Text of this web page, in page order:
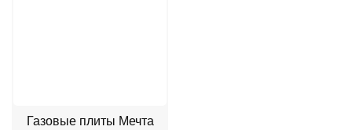
Газовые плиты Мечта